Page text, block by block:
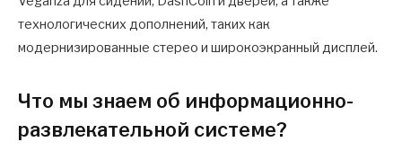
технологических дополнений, таких как
модернизированные стерео и широкоэкранный дисплей.
Что мы знаем об информационно-
развлекательной системе?